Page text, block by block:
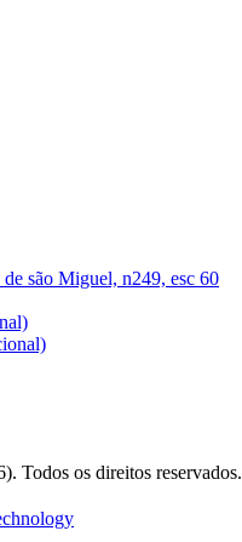
são Miguel, n249, esc 60
Todos os direitos reservados.